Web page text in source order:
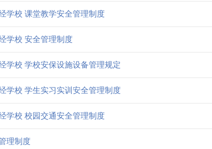
学校 课堂教学安全管理制度
学校 安全管理制度
学校 学校安保设施设备管理规定
学校 学生实习实训安全管理制度
学校 校园交通安全管理制度
理制度